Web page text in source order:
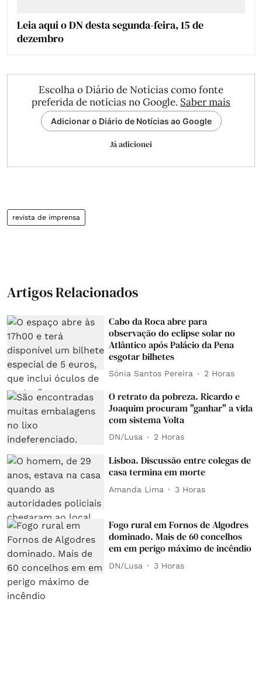
Leia aqui o DN desta segunda-feira, 15 de
dezembro
Escolha o Diário de Notícias como fonte
preferida de notícias no Google. Saber mais
Adicionar o Diário de Notícias ao Google
Já adicionei
revista de imprensa
Artigos Relacionados
Cabo da Roca abre para
observação do eclipse solar no
Atlântico após Palácio da Pena
esgotar bilhetes
Sónia Santos Pereira 2 Horas
O retrato da pobreza. Ricardo e
Joaquim procuram "ganhar" a vida
com sistema Volta
DN/Lusa 2 Horas
Lisboa. Discussão entre colegas de
casa termina em morte
Amanda Lima 3 Horas
Fogo rural em Fornos de Algodres
dominado. Mais de 60 concelhos
em em perigo máximo de incêndio
DN/Lusa 3 Horas